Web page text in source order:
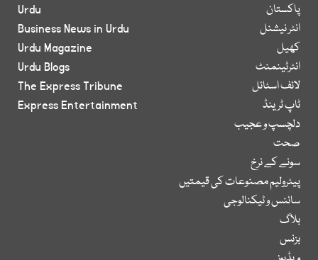
پاکستان
انٹر نیشنل
کھیل
انٹرٹینمنٹ
لائف اسٹائل
ٹاپ ٹرینڈ
دلچسپ و عجیب
صحت
سونے کے نرخ
پیٹرولیم مصنوعات کی قیمتیں
سائنس و ٹیکنالوجی
بلاگ
بزنس
Urdu
Business News in Urdu
Urdu Magazine
Urdu Blogs
The Express Tribune
Express Entertainment